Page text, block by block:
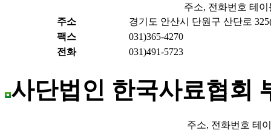
주소, 전화번호 테이
주소
경기도 안산시 단원구 산단로
팩스
031)365-4270
전화
031)491-5723
사단법인 한국사료협회
주소, 전화번호 테